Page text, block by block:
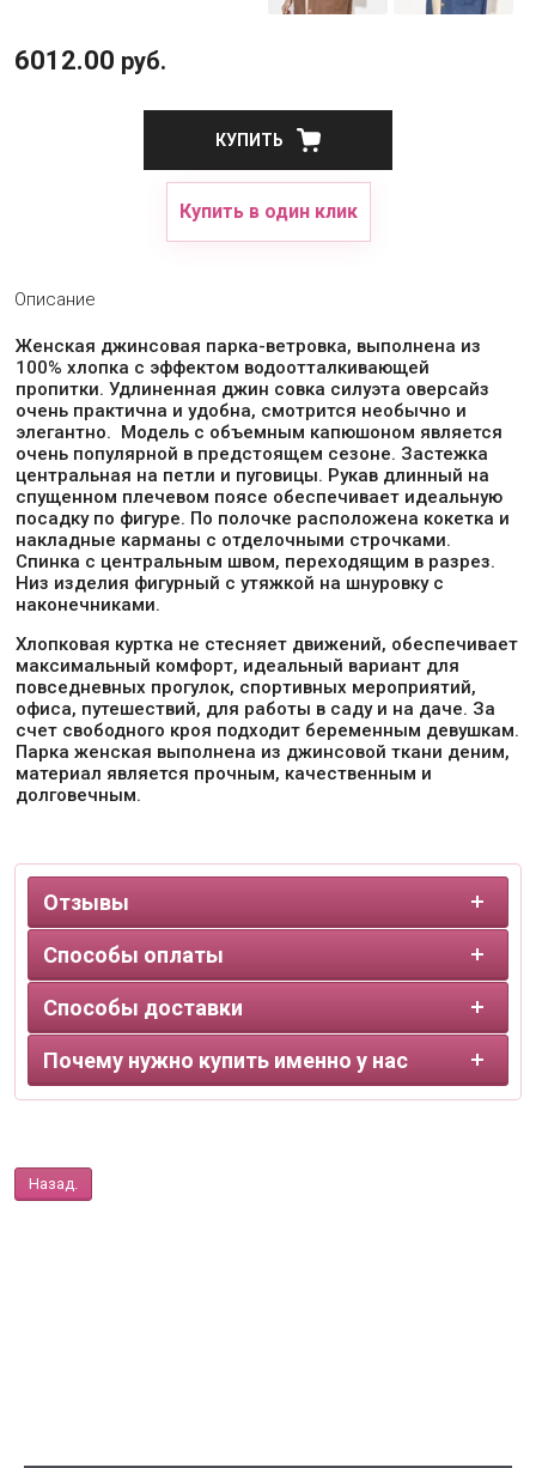
6012.00 руб.
КУПИТЬ
Купить в один клик
Описание
Женская джинсовая парка-ветровка, выполнена из
100% хлопка с эффектом водоотталкивающей
пропитки. Удлиненная джин совка силуэта оверсайз
очень практична и удобна, смотрится необычно и
элегантно. Модель с объемным капюшоном является
очень популярной в предстоящем сезоне. Застежка
центральная на петли и пуговицы. Рукав длинный на
спущенном плечевом поясе обеспечивает идеальную
посадку по фигуре. По полочке расположена кокетка и
накладные карманы с отделочными строчками.
Спинка с центральным швом, переходящим в разрез.
Низ изделия фигурный с утяжкой на шнуровку с
наконечниками.
Хлопковая куртка не стесняет движений, обеспечивает
максимальный комфорт, идеальный вариант для
повседневных прогулок, спортивных мероприятий,
офиса, путешествий, для работы в саду и на даче. За
счет свободного кроя подходит беременным девушкам.
Парка женская выполнена из джинсовой ткани деним,
материал является прочным, качественным и
долговечным.
Отзывы
Способы оплаты
Способы доставки
Почему нужно купить именно у нас
Назад.